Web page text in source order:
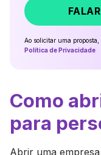
Ao solicitar uma proposta,
Política de Privacidade
Como
para
Abrir uma